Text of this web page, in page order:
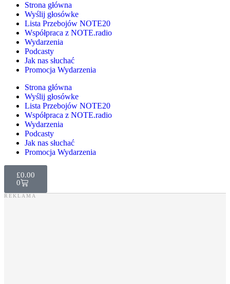
Strona główna
Wyślij głosówke
Lista Przebojów NOTE20
Współpraca z NOTE.radio
Wydarzenia
Podcasty
Jak nas słuchać
Promocja Wydarzenia
Strona główna
Wyślij głosówke
Lista Przebojów NOTE20
Współpraca z NOTE.radio
Wydarzenia
Podcasty
Jak nas słuchać
Promocja Wydarzenia
£0.00
0